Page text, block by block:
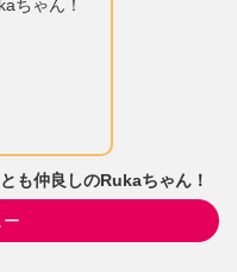
も仲良しのRukaちゃん！